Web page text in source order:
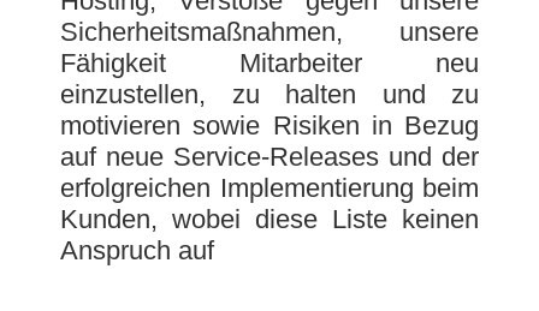
Sicherheitsmaßnahmen, unsere
Fähigkeit Mitarbeiter neu
einzustellen, zu halten und zu
motivieren sowie Risiken in Bezug
auf neue Service-Releases und der
erfolgreichen Implementierung beim
Kunden, wobei diese Liste keinen
Anspruch auf